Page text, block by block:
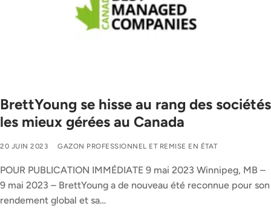
BrettYoung se hisse au rang des sociétés
les mieux gérées au Canada
20 JUIN 2023 GAZON PROFESSIONNEL ET REMISE EN ÉTAT
POUR PUBLICATION IMMÉDIATE 9 mai 2023 Winnipeg, MB –
9 mai 2023 – BrettYoung a de nouveau été reconnue pour son
rendement global et sa…